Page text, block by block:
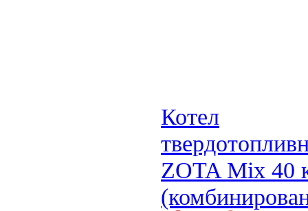
Котел
ZOTA Mix 40